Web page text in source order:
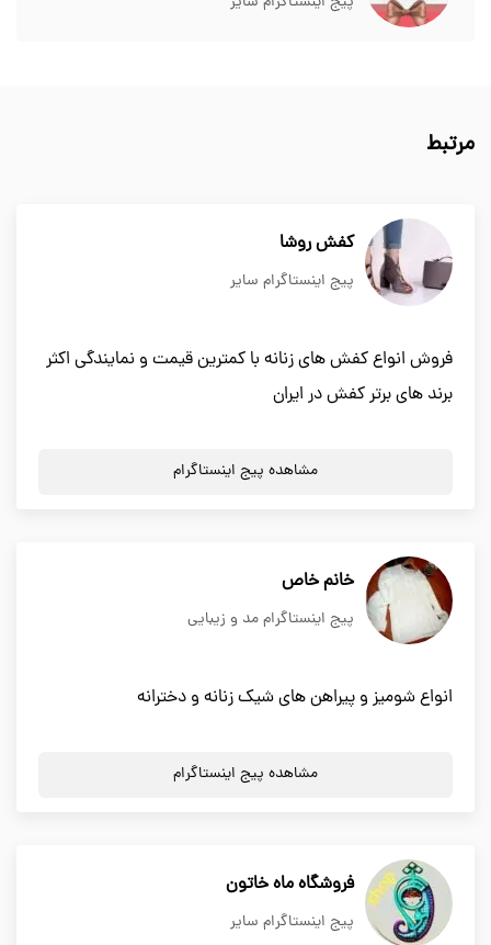
مرتبط
کفش روشا
پیج اینستاگرام سایر
فروش انواع کفش های زنانه با کمترین قیمت و نمایندگی اکثر
برند های برتر کفش در ایران
مشاهده پیج اینستاگرام
خانم خاص
پیج اینستاگرام مد و زیبایی
انواع شومیز و پیراهن های شیک زنانه و دخترانه
مشاهده پیج اینستاگرام
فروشگاه ماه خاتون
پیج اینستاگرام سایر